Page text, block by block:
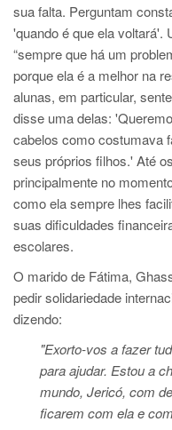
sua falta. Perguntam
'quando é que ela voltará'.
“sempre que há um
porque ela é a melhor na
alunas, em particular,
disse uma delas:
cabelos como costumava
seus próprios filhos.' Até
principalmente no
como ela sempre lhes
suas dificuldades
escolares.
​​​​​​​​​​​​​O marido de Fátima,
pedir solidariedade
dizendo:
"Exorto-vos a fazer
para ajudar. Estou a
mundo, Jericó, com
ficarem com ela e